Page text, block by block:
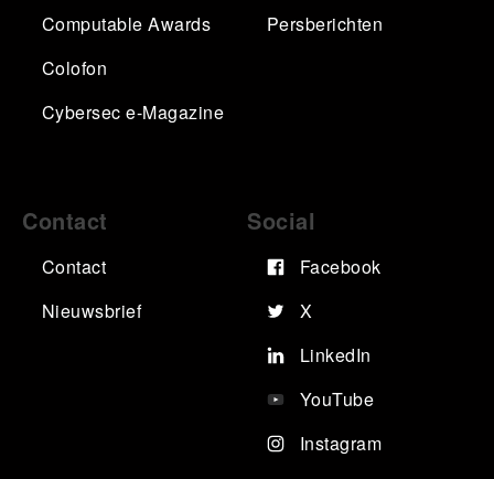
Computable Awards
Colofon
Cybersec e-Magazine
Persberichten
Contact
Contact
Nieuwsbrief
Social
Facebook
X
LinkedIn
YouTube
Instagram